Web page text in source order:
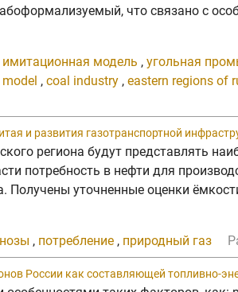
что связано с
имитационная модель , угольная
, coal industry , eastern regions of
и развития газотранспортной
региона будут представлять
потребность в нефти для
уточненные оценки
, потребление , природный газ
России как составляющей топливно-